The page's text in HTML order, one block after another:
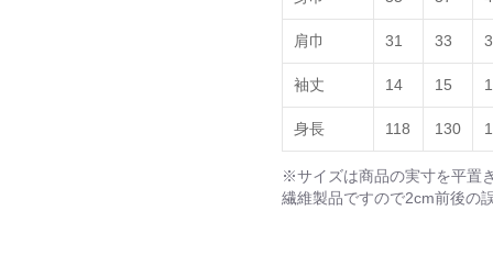
肩巾 31 33
袖丈 14 15
身長 118 130
※サイズは商品の実寸を平置
繊維製品ですので2cm前後の